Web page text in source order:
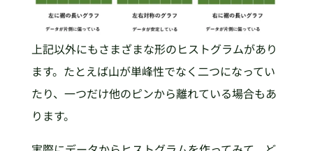
上記以外にもさまざまな形のヒストグラムがあり
ます。たとえば山が単峰性でなく二つになってい
たり、一つだけ他のピンから離れている場合もあ
ります。